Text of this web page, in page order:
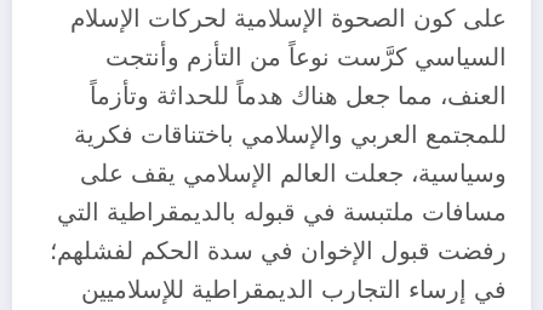
على كون الصحوة الإسلامية لحركات الإسلام
السياسي كرَّست نوعاً من التأزم وأنتجت
العنف، مما جعل هناك هدماً للحداثة وتأزماً
للمجتمع العربي والإسلامي باختناقات فكرية
وسياسية، جعلت العالم الإسلامي يقف على
مسافات ملتبسة في قبوله بالديمقراطية التي
رفضت قبول الإخوان في سدة الحكم لفشلهم؛
في إرساء التجارب الديمقراطية للإسلاميين